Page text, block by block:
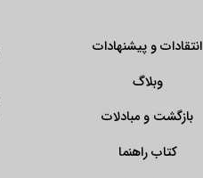
انتقادات و پیشنهادات
وبلاگ
بازگشت و مبادلات
کتاب راهنما